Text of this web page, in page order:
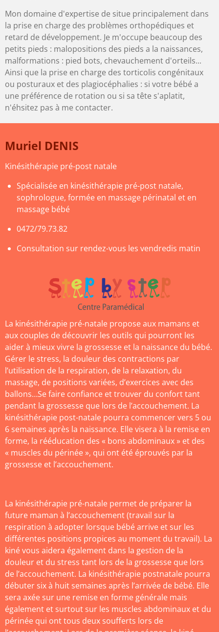
Mon domaine d'expertise de situe principalement dans
la prise en charge des problèmes orthopédiques et
retard de développement. Je m'occupe beaucoup des
petits pieds : malopositions des pieds a la naissances,
malformations : pied bots, chevauchement d'orteils...
Ainsi que la prise en charge des torticolis congénitaux
ou posturaux et des plagiocéphalies : si votre bébé a
une préférence de rotation ou si sa tête s'aplatit,
n'éhsitez pas à me contacter.
Muriel DENIS
Kinésithérapie pré-post natale
Spécialisée en kinésithérapie pré-post natale,
sophrologue, formée en massage périnatal et en
massage bébé
0472/79.73.82
Consultation sur rendez-vous les vendredis matin
La kinésithérapie pré-natale propose aux mamans et
aux couples de découvrir les outils qui pourront les
aider à mieux vivre la grossesse et la naissance du bébé.
Gérer le stress, la douleur des contractions par
l’utilisation de la respiration, de la relaxation, du
massage, de positions variées, d’exercices avec des
ballons…Se faire confiance et trouver du confort tant
pendant la grossesse que lors de l’accouchement. La
kinésithérapie post-natale pourra commencer vers 5 ou
6 semaines après la naissance. Elle visera à la remise en
forme, la rééducation des « bons abdominaux » et des
« muscles du périnée », qui ont été éprouvés par la
grossesse et l’accouchement.
La kinésithérapie pré-natale permet de préparer la
future maman à l’accouchement (travail sur la
respiration à adopter lorsque bébé arrive et sur les
différentes positions propices au moment du travail). La
kiné vous aidera également dans la gestion de la
douleur et du stress tant lors de la grossesse que lors
de l’accouchement. La kinésithérapie postnatale pourra
débuter six à huit semaines après l’arrivée de bébé. Elle
sera axée sur une remise en forme générale mais
également et surtout sur les muscles abdominaux et du
périnée qui ont tous deux soufferts lors de